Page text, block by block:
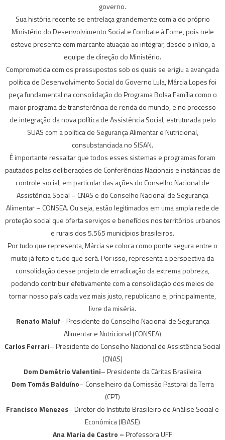
governo.
Sua história recente se entrelaça grandemente com a do próprio
Ministério do Desenvolvimento Social e Combate à Fome, pois nele
esteve presente com marcante atuação ao integrar, desde o início, a
equipe de direção do Ministério.
Comprometida com os pressupostos sob os quais se erigiu a avançada
política de Desenvolvimento Social do Governo Lula, Márcia Lopes foi
peça fundamental na consolidação do Programa Bolsa Família como o
maior programa de transferência de renda do mundo, e no processo
de integração da nova política de Assistência Social, estruturada pelo
SUAS com a política de Segurança Alimentar e Nutricional,
consubstanciada no SISAN.
É importante ressaltar que todos esses sistemas e programas foram
pautados pelas deliberações de Conferências Nacionais e instâncias de
controle social, em particular das ações do Conselho Nacional de
Assistência Social – CNAS e do Conselho Nacional de Segurança
Alimentar – CONSEA. Ou seja, estão legitimados em uma ampla rede de
proteção social que oferta serviços e benefícios nos territórios urbanos
e rurais dos 5.565 municípios brasileiros.
Por tudo que representa, Márcia se coloca como ponte segura entre o
muito já feito e tudo que será. Por isso, representa a perspectiva da
consolidação desse projeto de erradicação da extrema pobreza,
podendo contribuir efetivamente com a consolidação dos meios de
tornar nosso país cada vez mais justo, republicano e, principalmente,
livre da miséria.
Renato Maluf– Presidente do Conselho Nacional de Segurança
Alimentar e Nutricional (CONSEA)
Carlos Ferrari– Presidente do Conselho Nacional de Assistência Social
(CNAS)
Dom Demétrio Valentini– Presidente da Cáritas Brasileira
Dom Tomás Balduíno– Conselheiro da Comissão Pastoral da Terra
(CPT)
Francisco Menezes– Diretor do Instituto Brasileiro de Análise Social e
Econômica (IBASE)
Ana Maria de Castro –Professora UFF